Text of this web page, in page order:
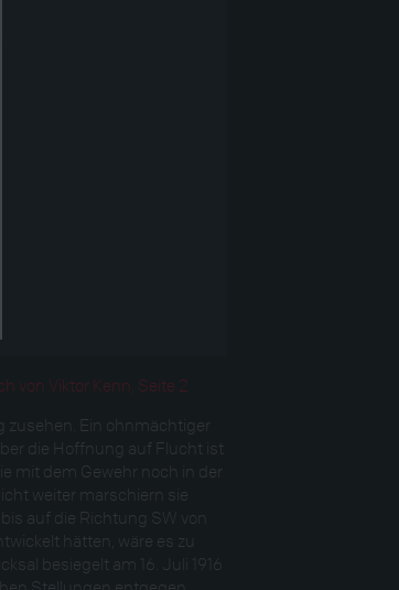
von Viktor Kenn, Seite 2
Ein ohnmächtiger
die Hoffnung auf Flucht ist
mit dem Gewehr noch in der
weiter marschiern sie
auf die Richtung SW von
hätten, wäre es zu
besiegelt am 16. Juli 1916